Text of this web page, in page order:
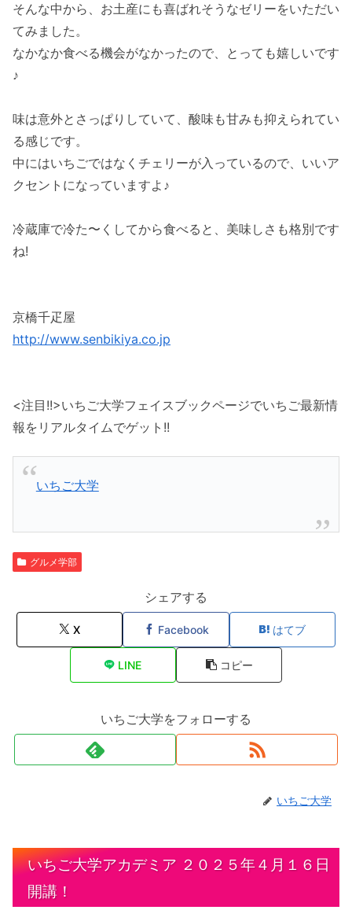
そんな中から、お土産にも喜ばれそうなゼリーをいただい
てみました。
なかなか食べる機会がなかったので、とっても嬉しいです
♪
味は意外とさっぱりしていて、酸味も甘みも抑えられてい
る感じです。
中にはいちごではなくチェリーが入っているので、いいア
クセントになっていますよ♪
冷蔵庫で冷た〜くしてから食べると、美味しさも格別です
ね!
京橋千疋屋
http://www.senbikiya.co.jp
<注目!!>いちご大学フェイスブックページでいちご最新情
報をリアルタイムでゲット!!
いちご大学
グルメ学部
シェアする
X Facebook はてブ
LINE コピー
いちご大学をフォローする
いちご大学
いちご大学アカデミア ２０２５年４月１６日
開講！